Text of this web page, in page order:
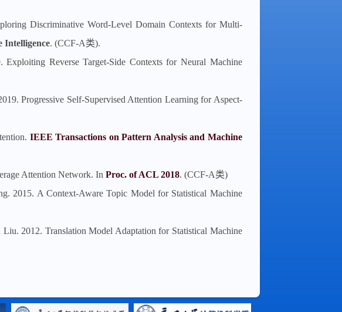
Discriminative Word-Level Domain Contexts for Multi-
Intelligence. (CCF-A类).
Reverse Target-Side Contexts for Neural Machine
Progressive Self-Supervised Attention Learning for Aspect-
IEEE Transactions on Pattern Analysis and Machine
Attention Network. In Proc. of ACL 2018. (CCF-A类)
2015. A Context-Aware Topic Model for Statistical Machine
2012. Translation Model Adaptation for Statistical Machine